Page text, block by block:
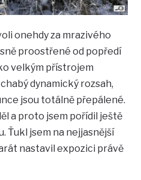
onehdy za mrazivého
proostřené od popředí
velkým přístrojem
dynamický rozsah,
jsou totálně přepálené.
a proto jsem pořídil ještě
Ťukl jsem na nejjasnější
nastavil expozici právě